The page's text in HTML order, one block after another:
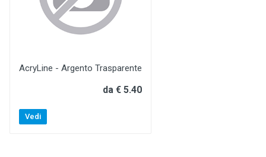
AcryLine - Argento Trasparente
da € 5.40
Vedi